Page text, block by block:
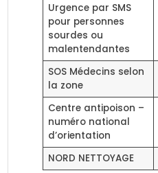
Urgence par SMS
pour personnes
sourdes ou
malentendantes
SOS Médecins selon
la zone
Centre antipoison –
numéro national
d’orientation
NORD NETTOYAGE